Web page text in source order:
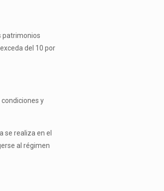
patrimonios
del 10 por
y
se realiza en el
al régimen